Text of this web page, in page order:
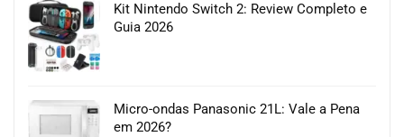
Kit Nintendo Switch 2: Review Completo e
Guia 2026
Micro-ondas Panasonic 21L: Vale a Pena
em 2026?